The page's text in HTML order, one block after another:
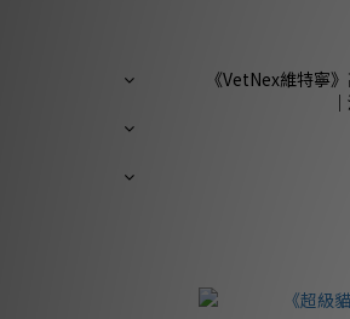
《VetNex維特寧